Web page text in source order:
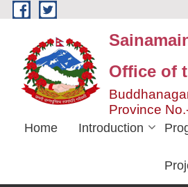
Skip to main content
Office of
Province
Home Introduction